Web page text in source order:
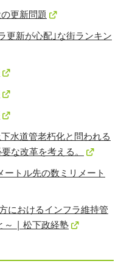
更新問題
更新が心配｣な街ランキン
水道管老朽化と問われる
な改革を考える。
トル先の数ミリメート
におけるインフラ維持管
～ | 松下政経塾